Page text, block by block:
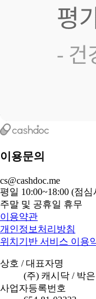
이용문의
cs@cashdoc.me
평일 10:00~18:00 (점
주말 및 공휴일 휴무
이용약관
개인정보처리방침
위치기반 서비스 이용
상호 / 대표자명
(주) 캐시닥 / 박
사업자등록번호